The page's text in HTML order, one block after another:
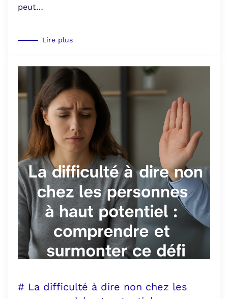
peut…
Lire plus
# La difficulté à dire non chez les